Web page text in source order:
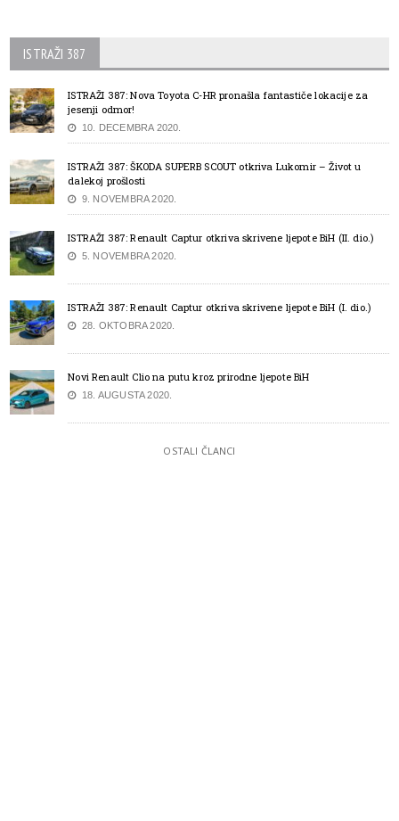
ISTRAŽI 387
ISTRAŽI 387: Nova Toyota C-HR pronašla fantastiče lokacije za
jesenji odmor!
10. DECEMBRA 2020.
ISTRAŽI 387: ŠKODA SUPERB SCOUT otkriva Lukomir – Život u
dalekoj prošlosti
9. NOVEMBRA 2020.
ISTRAŽI 387: Renault Captur otkriva skrivene ljepote BiH (II. dio.)
5. NOVEMBRA 2020.
ISTRAŽI 387: Renault Captur otkriva skrivene ljepote BiH (I. dio.)
28. OKTOBRA 2020.
Novi Renault Clio na putu kroz prirodne ljepote BiH
18. AUGUSTA 2020.
OSTALI ČLANCI